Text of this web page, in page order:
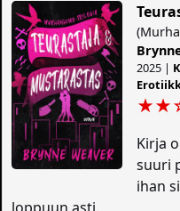
2025 |
★★
Kirja
suuri
ihan
loppuun asti.